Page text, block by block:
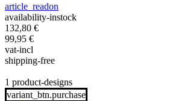
article_readon
availability-instock
132,80 €
99,95 €
vat-incl
shipping-free
1 product-designs
variant_btn.purchase